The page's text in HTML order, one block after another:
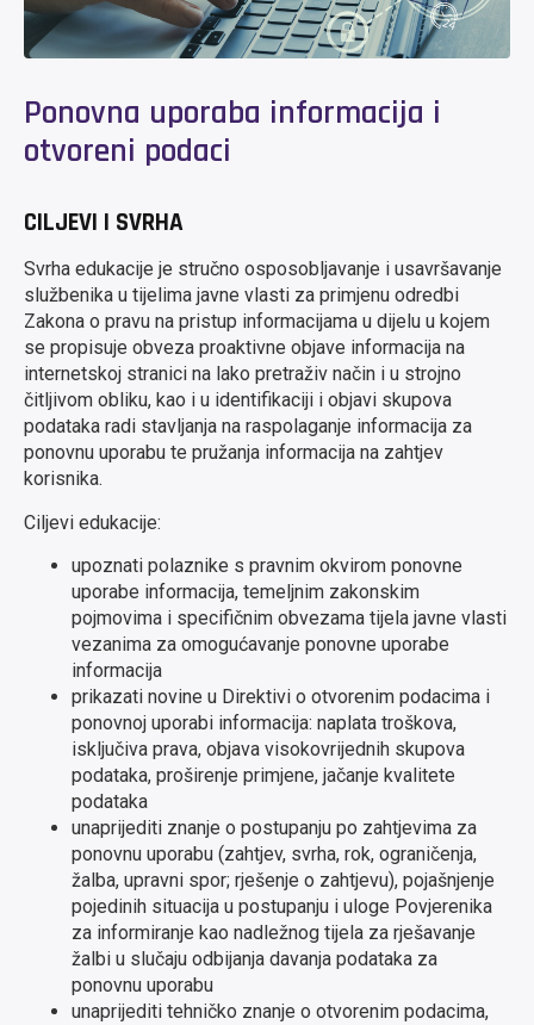
Ponovna uporaba informacija i
otvoreni podaci
CILJEVI I SVRHA
Svrha edukacije je stručno osposobljavanje i usavršavanje
službenika u tijelima javne vlasti za primjenu odredbi
Zakona o pravu na pristup informacijama u dijelu u kojem
se propisuje obveza proaktivne objave informacija na
internetskoj stranici na lako pretraživ način i u strojno
čitljivom obliku, kao i u identifikaciji i objavi skupova
podataka radi stavljanja na raspolaganje informacija za
ponovnu uporabu te pružanja informacija na zahtjev
korisnika.
Ciljevi edukacije:
upoznati polaznike s pravnim okvirom ponovne
uporabe informacija, temeljnim zakonskim
pojmovima i specifičnim obvezama tijela javne vlasti
vezanima za omogućavanje ponovne uporabe
informacija
prikazati novine u Direktivi o otvorenim podacima i
ponovnoj uporabi informacija: naplata troškova,
isključiva prava, objava visokovrijednih skupova
podataka, proširenje primjene, jačanje kvalitete
podataka
unaprijediti znanje o postupanju po zahtjevima za
ponovnu uporabu (zahtjev, svrha, rok, ograničenja,
žalba, upravni spor; rješenje o zahtjevu), pojašnjenje
pojedinih situacija u postupanju i uloge Povjerenika
za informiranje kao nadležnog tijela za rješavanje
žalbi u slučaju odbijanja davanja podataka za
ponovnu uporabu
unaprijediti tehničko znanje o otvorenim podacima,